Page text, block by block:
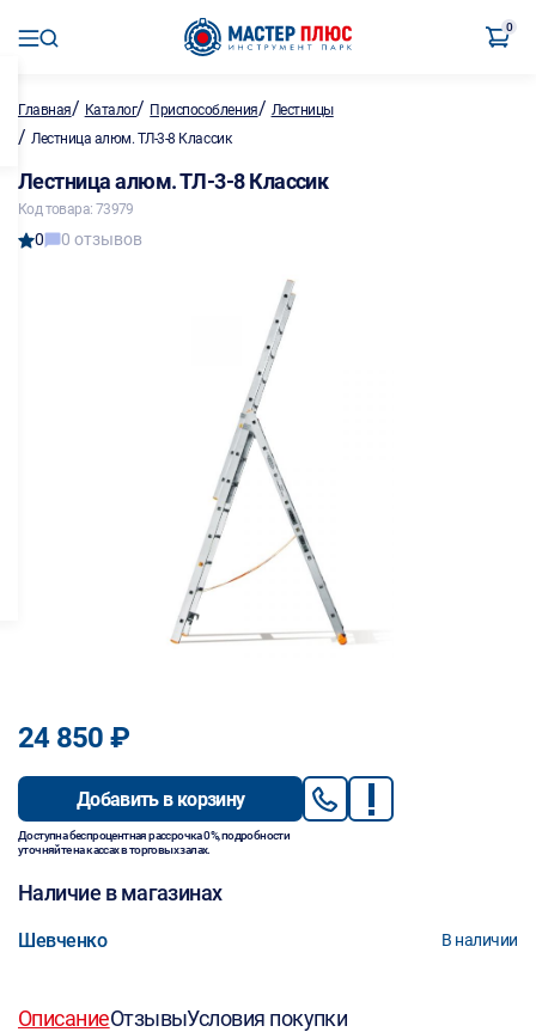
0
Главная/ Каталог/ Приспособления/ Лестницы
/ Лестница алюм. ТЛ-3-8 Классик
Лестница алюм. ТЛ-3-8 Классик
Код товара: 73979
0 0 отзывов
24 850 ₽
Добавить в корзину
Доступна беспроцентная рассрочка 0%, подробности
уточняйте на кассах в торговых залах.
Наличие в магазинах
Шевченко В наличии
ОписаниеОтзывыУсловия покупки